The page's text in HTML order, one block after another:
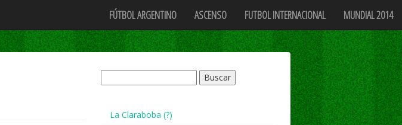
FÚTBOL ARGENTINO ASCENSO FUTBOL INTERNACIONAL MUNDIAL 2014
La Claraboba (?)